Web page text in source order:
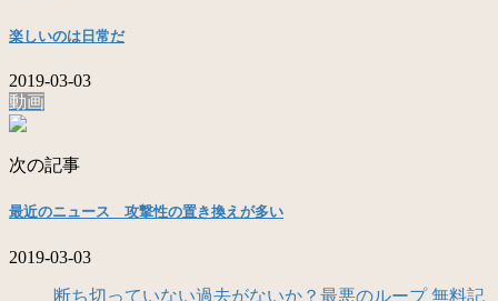
楽しいのは日常だ
2019-03-03
動画
次の記事
最近のニュース 攻撃性の置き換えが多い
2019-03-03
断ち切っていない過去がないか？最悪のループ 無料記